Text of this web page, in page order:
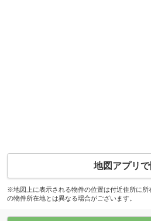
地図アプリで
※地図上に表示される物件の位置は付近住所に
の物件所在地とは異なる場合がございます。